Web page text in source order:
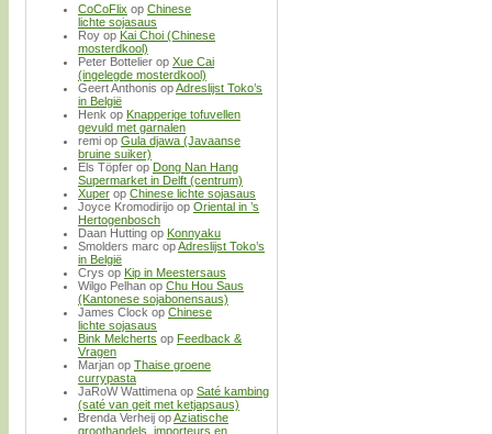
CoCoFlix op Chinese
lichte sojasaus
Roy op Kai Choi (Chinese
mosterdkool)
Peter Bottelier op Xue Cai
(ingelegde mosterdkool)
Geert Anthonis opAdreslijst Toko’s
in België
Henk op Knapperige tofuvellen
gevuld met garnalen
remi op Gula djawa (Javaanse
bruine suiker)
Els Töpfer op Dong Nan Hang
Supermarket in Delft (centrum)
Xuper op Chinese lichte sojasaus
Joyce Kromodirijo op Oriental in ’s
Hertogenbosch
Daan Hutting op Konnyaku
Smolders marc opAdreslijst Toko’s
in België
Crys op Kip in Meestersaus
Wilgo Pelhan op Chu Hou Saus
(Kantonese sojabonensaus)
James Clock op Chinese
lichte sojasaus
Bink Melcherts op Feedback &
Vragen
Marjan op Thaise groene
currypasta
JaRoW Wattimena op Saté kambing
(saté van geit met ketjapsaus)
Brenda Verheij opAziatische
groothandels, importeurs en